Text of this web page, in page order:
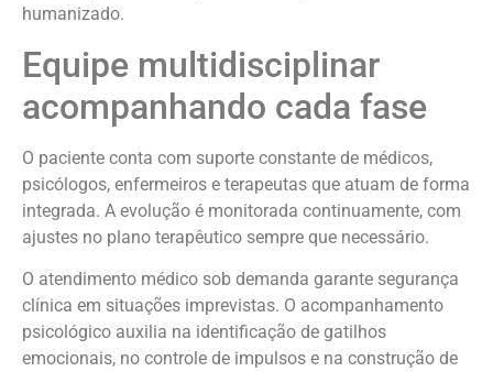
humanizado.
Equipe multidisciplinar
acompanhando cada fase
O paciente conta com suporte constante de médicos,
psicólogos, enfermeiros e terapeutas que atuam de forma
integrada. A evolução é monitorada continuamente, com
ajustes no plano terapêutico sempre que necessário.
O atendimento médico sob demanda garante segurança
clínica em situações imprevistas. O acompanhamento
psicológico auxilia na identificação de gatilhos
emocionais, no controle de impulsos e na construção de